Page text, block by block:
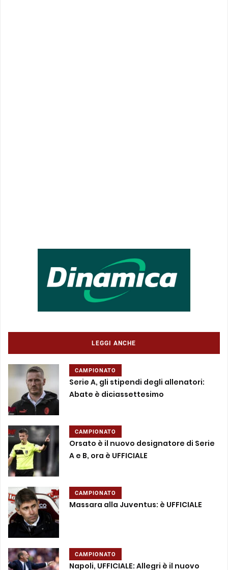
LEGGI ANCHE
CAMPIONATO
Serie A, gli stipendi degli allenatori:
Abate è diciassettesimo
CAMPIONATO
Orsato è il nuovo designatore di Serie
A e B, ora è UFFICIALE
CAMPIONATO
Massara alla Juventus: è UFFICIALE
CAMPIONATO
Napoli, UFFICIALE: Allegri è il nuovo